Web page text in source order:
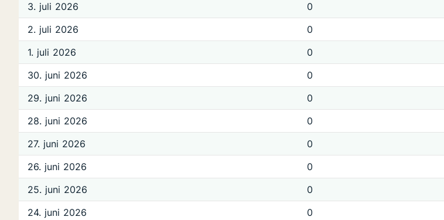
3. juli 2026
0
2. juli 2026
0
1. juli 2026
0
30. juni 2026
0
29. juni 2026
0
28. juni 2026
0
27. juni 2026
0
26. juni 2026
0
25. juni 2026
0
24. juni 2026
0